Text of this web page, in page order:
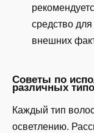
средство
внешних
Советы по
различных
Каждый тип
осветлению.